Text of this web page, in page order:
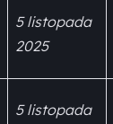
5 listopada
2025
5 listopada